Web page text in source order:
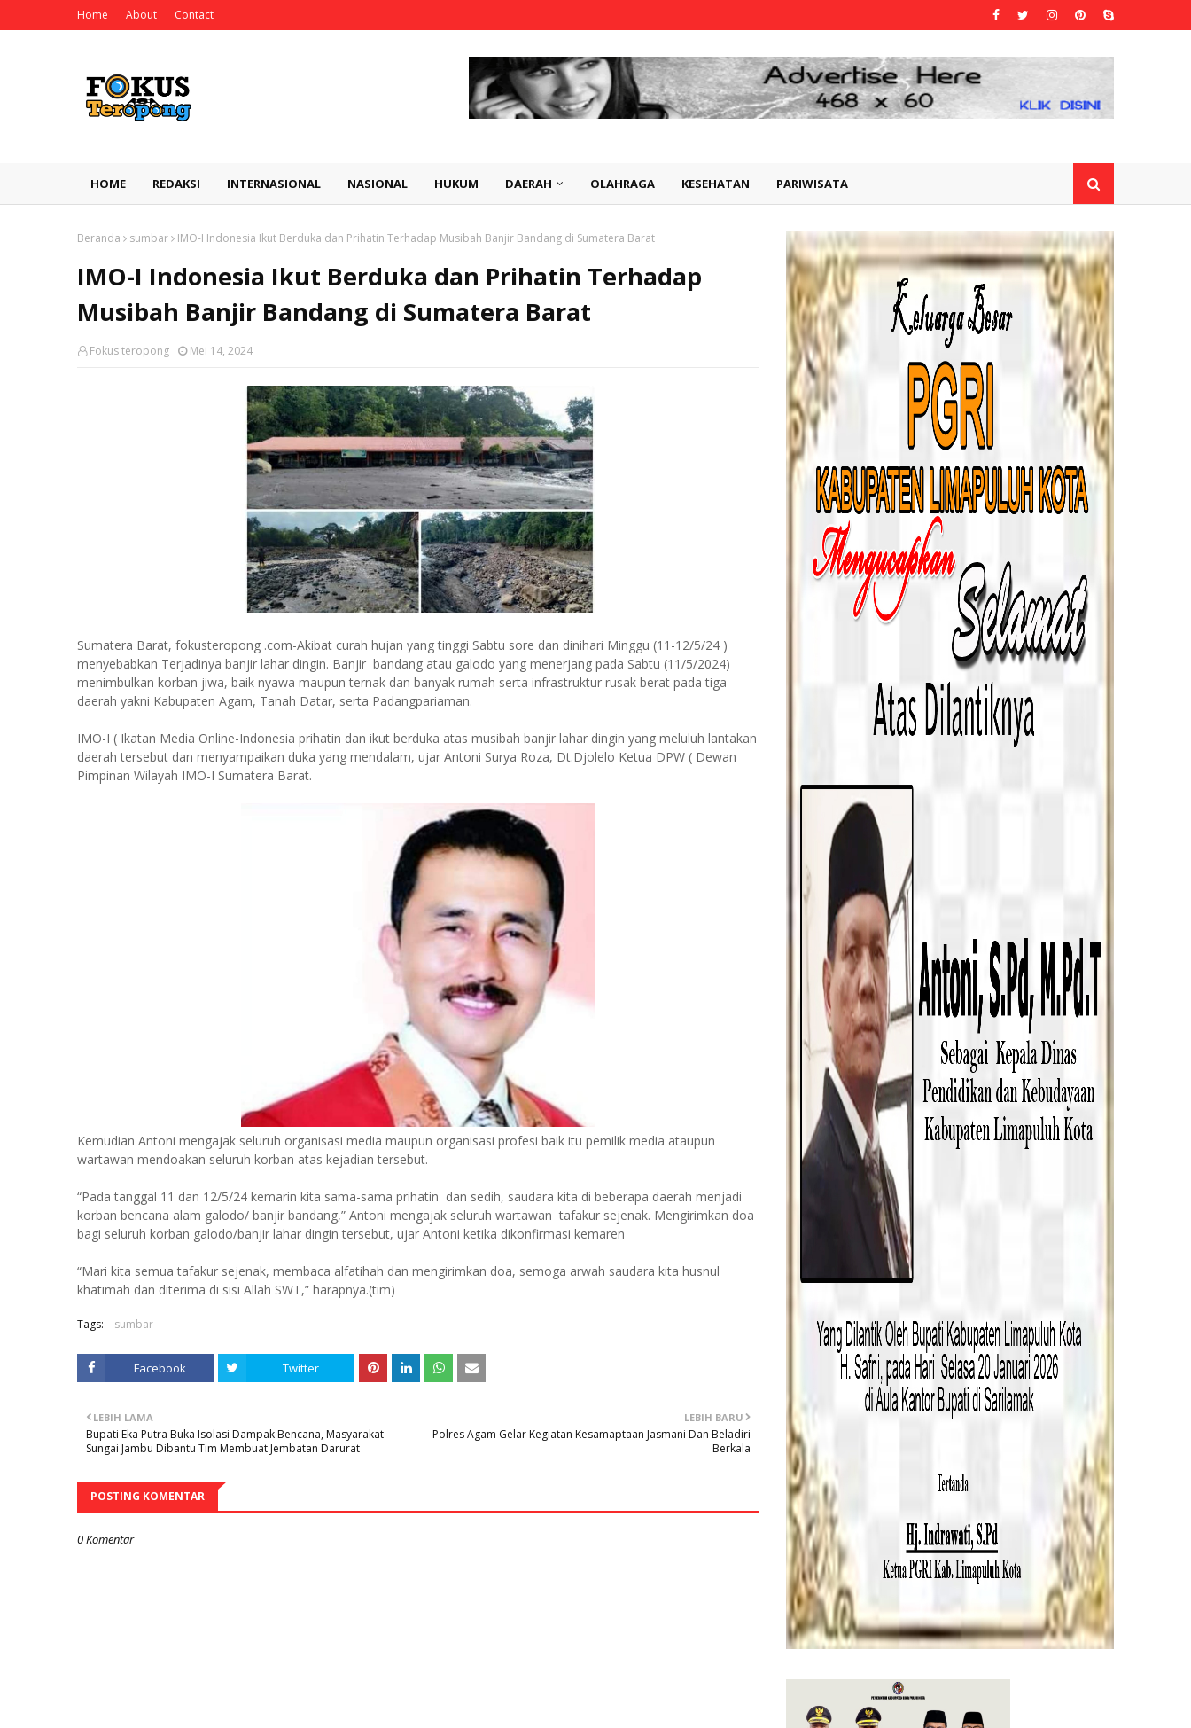
Home About Contact
HOME REDAKSI INTERNASIONAL NASIONAL HUKUM DAERAH OLAHRAGA KESEHATAN PARIWISATA
Beranda sumbar IMO-I Indonesia Ikut Berduka dan Prihatin Terhadap Musibah Banjir Bandang di Sumatera Barat
IMO-I Indonesia Ikut Berduka dan Prihatin Terhadap
Musibah Banjir Bandang di Sumatera Barat
Fokus teropong Mei 14, 2024
Sumatera Barat, fokusteropong .com-Akibat curah hujan yang tinggi Sabtu sore dan dinihari Minggu (11-12/5/24 )
menyebabkan Terjadinya banjir lahar dingin. Banjir bandang atau galodo yang menerjang pada Sabtu (11/5/2024)
menimbulkan korban jiwa, baik nyawa maupun ternak dan banyak rumah serta infrastruktur rusak berat pada tiga
daerah yakni Kabupaten Agam, Tanah Datar, serta Padangpariaman.
IMO-I ( Ikatan Media Online-Indonesia prihatin dan ikut berduka atas musibah banjir lahar dingin yang meluluh lantakan
daerah tersebut dan menyampaikan duka yang mendalam, ujar Antoni Surya Roza, Dt.Djolelo Ketua DPW ( Dewan
Pimpinan Wilayah IMO-I Sumatera Barat.
Kemudian Antoni mengajak seluruh organisasi media maupun organisasi profesi baik itu pemilik media ataupun
wartawan mendoakan seluruh korban atas kejadian tersebut.
“Pada tanggal 11 dan 12/5/24 kemarin kita sama-sama prihatin dan sedih, saudara kita di beberapa daerah menjadi
korban bencana alam galodo/ banjir bandang,” Antoni mengajak seluruh wartawan tafakur sejenak. Mengirimkan doa
bagi seluruh korban galodo/banjir lahar dingin tersebut, ujar Antoni ketika dikonfirmasi kemaren
“Mari kita semua tafakur sejenak, membaca alfatihah dan mengirimkan doa, semoga arwah saudara kita husnul
khatimah dan diterima di sisi Allah SWT,” harapnya.(tim)
Tags: sumbar
Facebook Twitter
LEBIH BARU
Polres Agam Gelar Kegiatan Kesamaptaan Jasmani Dan Beladiri
Berkala
LEBIH LAMA
Bupati Eka Putra Buka Isolasi Dampak Bencana, Masyarakat
Sungai Jambu Dibantu Tim Membuat Jembatan Darurat
POSTING KOMENTAR
0 Komentar